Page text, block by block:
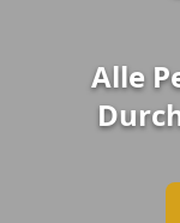
Alle